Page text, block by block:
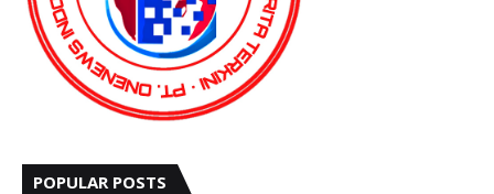
POPULAR POSTS